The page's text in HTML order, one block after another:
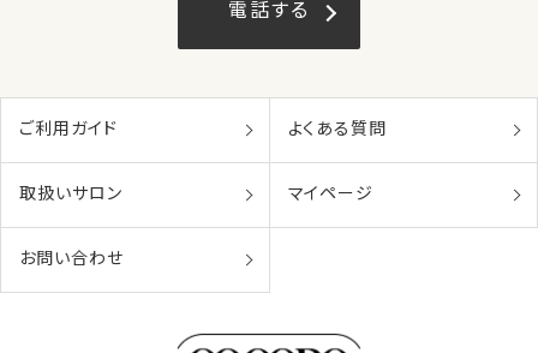
電話する
ご利用ガイド よくある質問
取扱いサロン マイページ
お問い合わせ